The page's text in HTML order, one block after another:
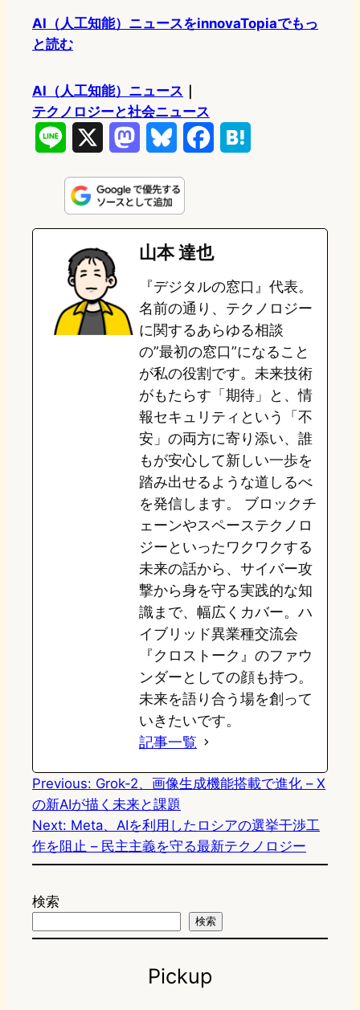
AI（人工知能）ニュースをinnovaTopiaでもっ
と読む
AI（人工知能）ニュース
テクノロジーと社会ニュース
n
e
s
t
o
o
n
u
e
s
k
e
b
o
o
k
e
a
山本 達也
『デジタルの窓口』代表。
名前の通り、テクノロジー
に関するあらゆる相談
の”最初の窓口”になること
が私の役割です。未来技術
がもたらす「期待」と、情
報セキュリティという「不
安」の両方に寄り添い、誰
もが安心して新しい一歩を
踏み出せるような道しるべ
を発信します。 ブロックチ
ェーンやスペーステクノロ
ジーといったワクワクする
未来の話から、サイバー攻
撃から身を守る実践的な知
識まで、幅広くカバー。ハ
イブリッド異業種交流会
『クロストーク』のファウ
ンダーとしての顔も持つ。
未来を語り合う場を創って
いきたいです。
記事一覧
Previous: Grok-2、画像生成機能搭載で進化 – X
の新AIが描く未来と課題
Next: Meta、AIを利用したロシアの選挙干渉工
作を阻止 – 民主主義を守る最新テクノロジー
検索
検索
Pickup